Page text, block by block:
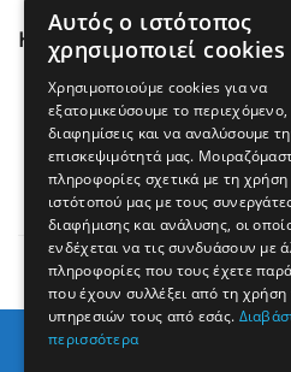
Η ΔΕΥΑ Πρέβεζας
Next
Στο Κάιρο την Τετάρτη ο
ιδιοκτησιακό
Αυτός ο ιστότοπος
χρησιμοποιεί cookies
Χρησιμοποιούμε cookies για να
εξατομικεύσουμε το περιεχόμενο,
διαφημίσεις και να αναλύσουμε
επισκεψιμότητά μας.
πληροφορίες σχετικά με τη χρήση
ιστότοπού μας με τους
διαφήμισης και ανάλυσης, οι
ενδέχεται να τις συνδυάσουν με
πληροφορίες που τους έχετε
που έχουν συλλέξει από τη χρήση
υπηρεσιών τους από εσάς.
περισσότερα